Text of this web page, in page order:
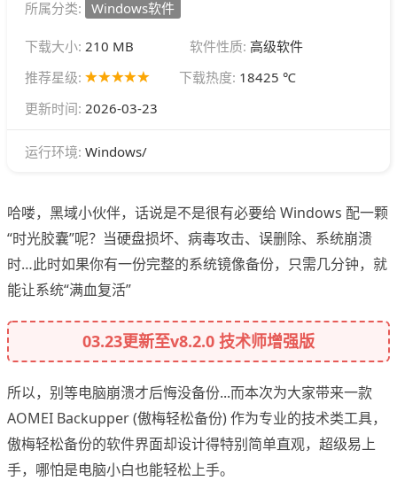
所属分类: Windows软件
下载大小: 210 MB 软件性质: 高级软件
推荐星级:
下载热度: 18425 ℃
更新时间: 2026-03-23
运行环境: Windows/
哈喽，黑域小伙伴，话说是不是很有必要给 Windows 配一颗
“时光胶囊”呢？当硬盘损坏、病毒攻击、误删除、系统崩溃
时…此时如果你有一份完整的系统镜像备份，只需几分钟，就
能让系统“满血复活”
03.23更新至v8.2.0 技术师增强版
所以，别等电脑崩溃才后悔没备份...而本次为大家带来一款
AOMEI Backupper (傲梅轻松备份) 作为专业的技术类工具，
傲梅轻松备份的软件界面却设计得特别简单直观，超级易上
手，哪怕是电脑小白也能轻松上手。